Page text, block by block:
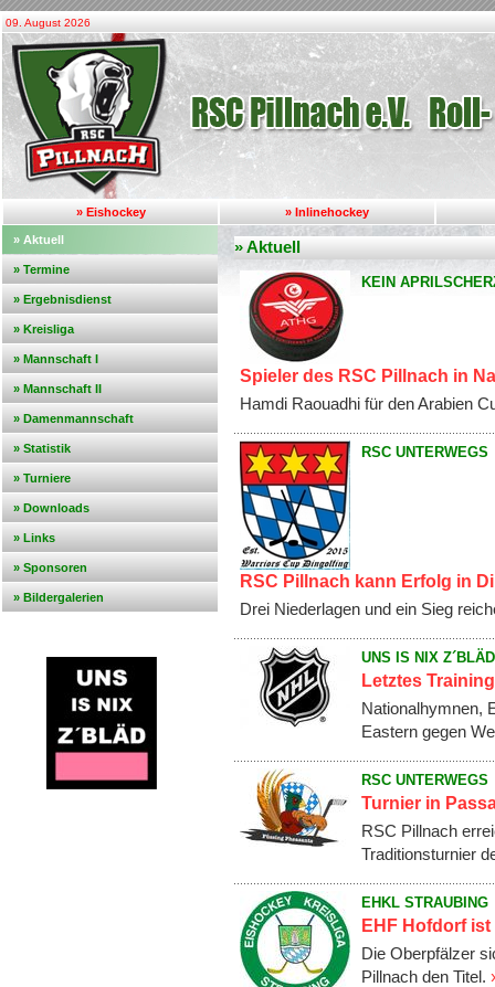
09. August 2026
» Eishockey » Inlinehockey
» Aktuell
» Termine
» Ergebnisdienst
» Kreisliga
» Mannschaft I
» Mannschaft II
» Damenmannschaft
» Statistik
» Turniere
» Downloads
» Links
» Sponsoren
» Bildergalerien
» Aktuell
KEIN
Spieler des RSC Pillnach in
Hamdi Raouadhi für den Arabien
RSC UNTERWEGS
RSC Pillnach kann Erfolg in
Drei Niederlagen und ein Sieg
UNS IS NIX Z´BLÄD
Letztes
Nationalhymnen,
Eastern gegen
RSC UNTERWEGS
Turnier in
RSC Pillnach
Traditionsturnier
EHKL STRAUBING
EHF Hofdorf
Die Oberpfälzer
Pillnach den Titel.